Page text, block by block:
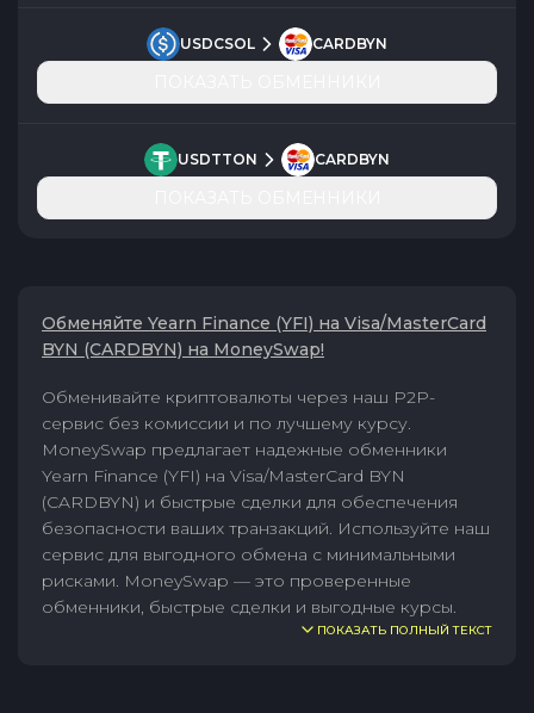
USDCSOL CARDBYN
USDTTON CARDBYN
Обменяйте Yearn Finance (YFI) на Visa/MasterCard
BYN (CARDBYN) на MoneySwap!
Обменивайте криптовалюты через наш P2P-
сервис без комиссии и по лучшему курсу.
MoneySwap предлагает надежные обменники
Yearn Finance (YFI) на Visa/MasterCard BYN
(CARDBYN) и быстрые сделки для обеспечения
безопасности ваших транзакций. Используйте наш
сервис для выгодного обмена с минимальными
рисками. MoneySwap — это проверенные
обменники, быстрые сделки и выгодные курсы.
ПОКАЗАТЬ ПОЛНЫЙ ТЕКСТ